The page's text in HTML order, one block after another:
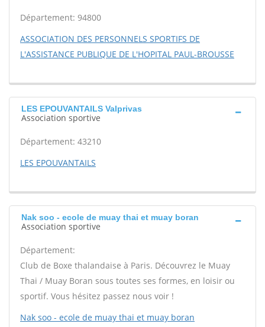
Département: 94800
ASSOCIATION DES PERSONNELS SPORTIFS DE
L'ASSISTANCE PUBLIQUE DE L'HOPITAL PAUL-BROUSSE
LES EPOUVANTAILS Valprivas
Association sportive
Département: 43210
LES EPOUVANTAILS
Nak soo - ecole de muay thai et muay boran
Association sportive
Département:
Club de Boxe thalandaise à Paris. Découvrez le Muay
Thai / Muay Boran sous toutes ses formes, en loisir ou
sportif. Vous hésitez passez nous voir !
Nak soo - ecole de muay thai et muay boran